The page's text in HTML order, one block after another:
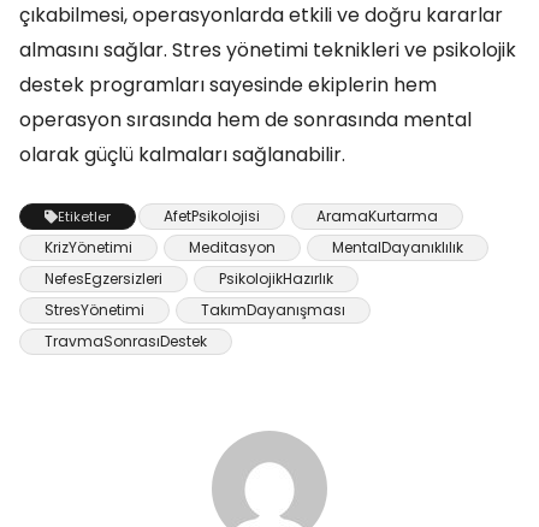
çıkabilmesi, operasyonlarda etkili ve doğru kararlar
almasını sağlar. Stres yönetimi teknikleri ve psikolojik
destek programları sayesinde ekiplerin hem
operasyon sırasında hem de sonrasında mental
olarak güçlü kalmaları sağlanabilir.
Etiketler AfetPsikolojisi
AramaKurtarma
KrizYönetimi
Meditasyon
MentalDayanıklılık
NefesEgzersizleri
PsikolojikHazırlık
StresYönetimi
TakımDayanışması
TravmaSonrasıDestek